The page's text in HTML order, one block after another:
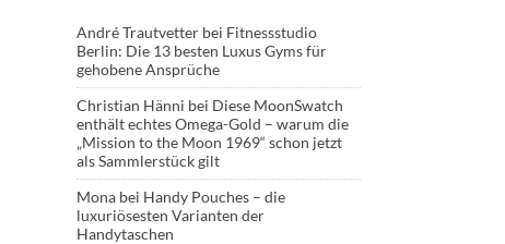
André Trautvetter bei Fitnessstudio
Berlin: Die 13 besten Luxus Gyms für
gehobene Ansprüche
Christian Hänni bei Diese MoonSwatch
enthält echtes Omega-Gold – warum die
„Mission to the Moon 1969“ schon jetzt
als Sammlerstück gilt
Mona bei Handy Pouches – die
luxuriösesten Varianten der
Handytaschen